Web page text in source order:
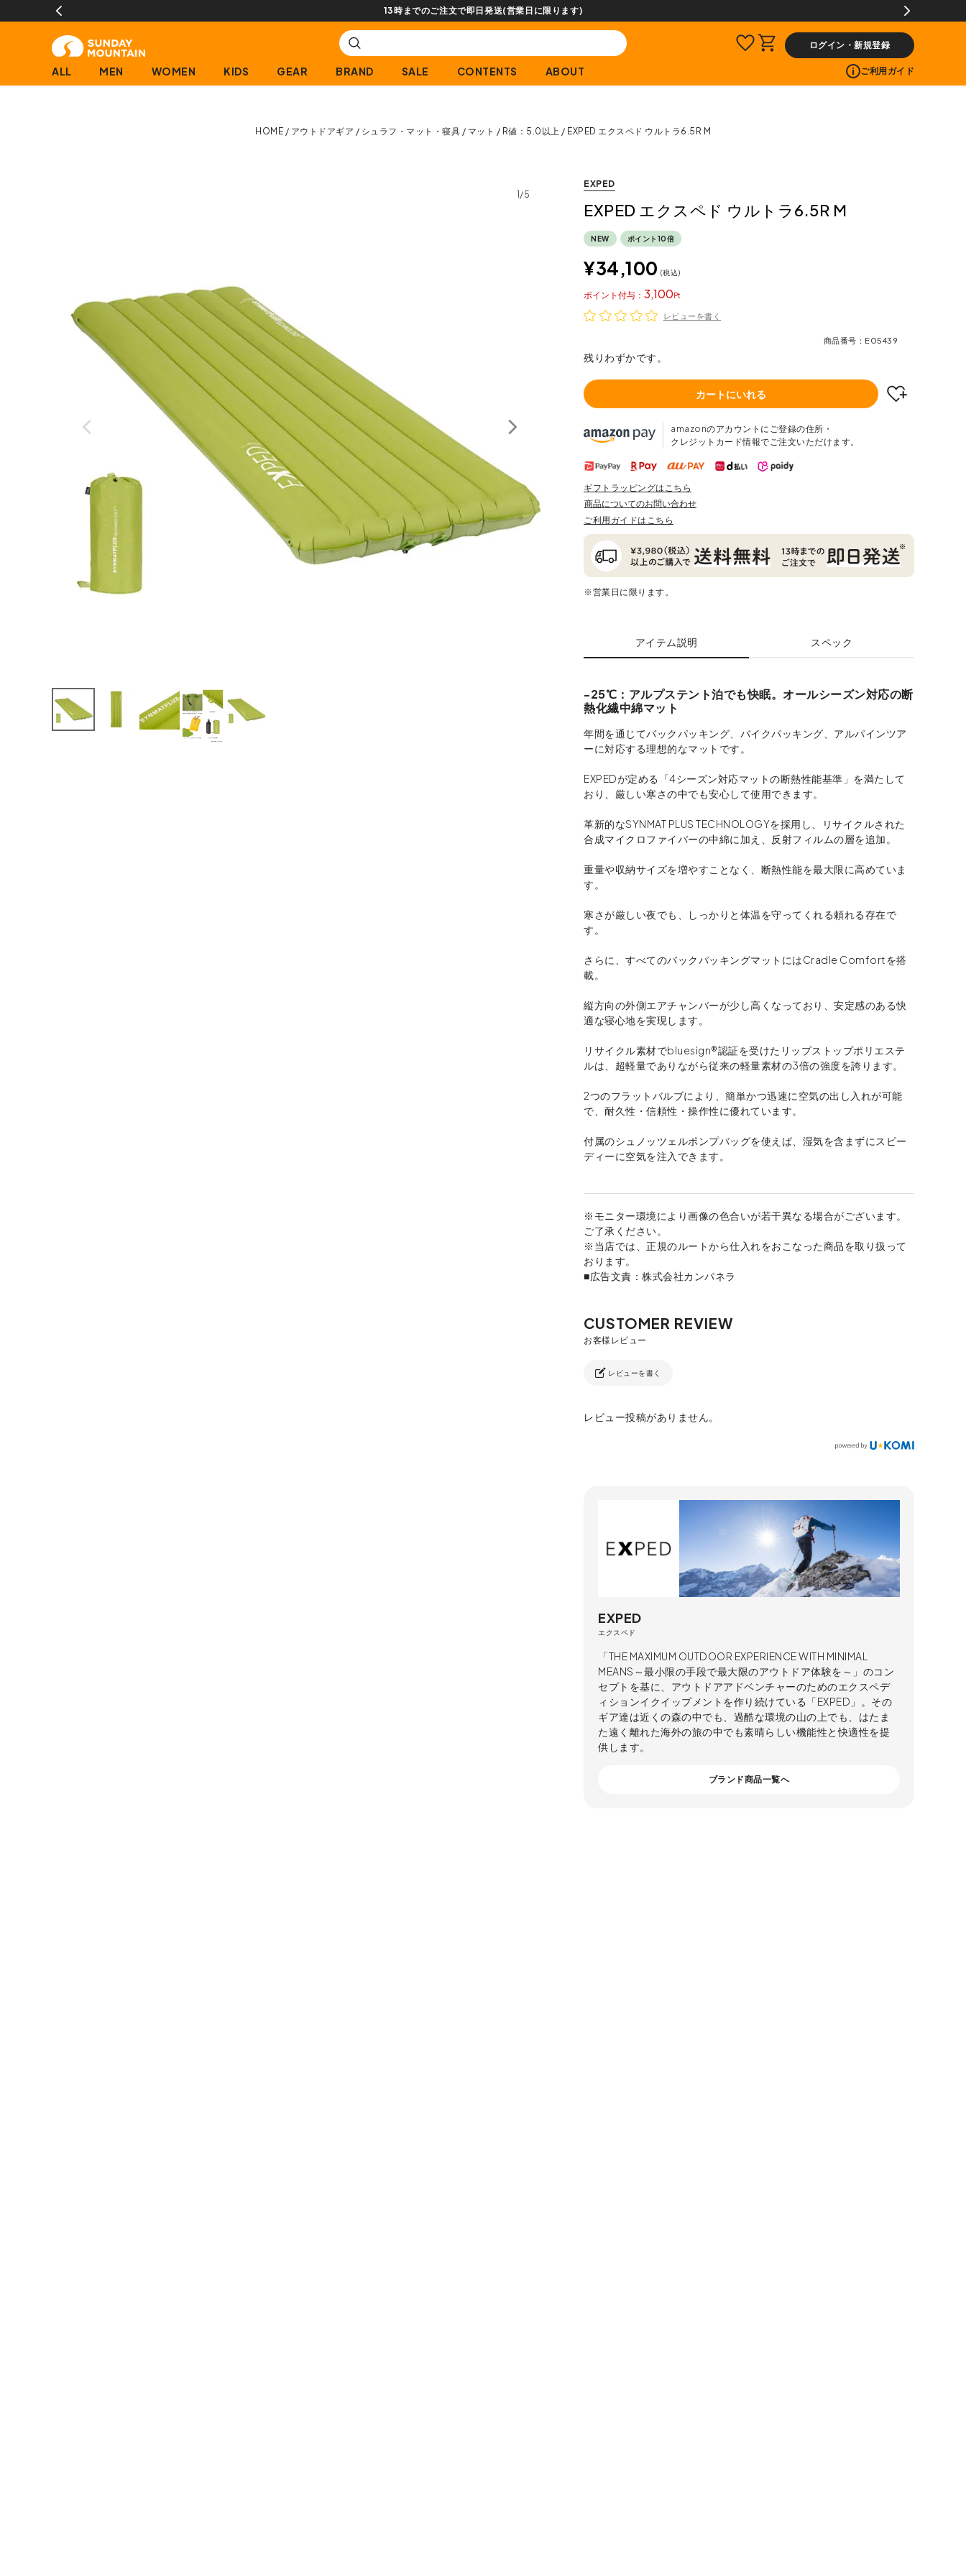
【会員限定】交換送料片道無料サービス
ログイン・新規登録
ALL MEN WOMEN KIDS GEAR BRAND SALE CONTENTS ABOUT ご利用ガイド
HOME アウトドアギア シュラフ・マット・寝具 マット R値：5.0以上 EXPED エクスペド ウルトラ6.5R M
1/5
EXPED
EXPED エクスペド ウルトラ6.5R M
NEW ポイント10倍
¥34,100 税込
3,100
ポイント
レビューを書く
商品番号 E05439
残りわずかです。
カートにいれる
amazonのアカウントにご登録の住所・
クレジットカード情報でご注文いただけます。
ギフトラッピングはこちら
商品についてのお問い合わせ
ご利用ガイドはこちら
※営業日に限ります。
アイテム説明 スペック
-25℃：アルプステント泊でも快眠。オールシーズン対応の断
熱化繊中綿マット
年間を通じてバックパッキング、バイクパッキング、アルパインツア
ーに対応する理想的なマットです。
EXPEDが定める「4シーズン対応マットの断熱性能基準」を満たして
おり、厳しい寒さの中でも安心して使用できます。
革新的なSYNMAT PLUS TECHNOLOGYを採用し、リサイクルされた
合成マイクロファイバーの中綿に加え、反射フィルムの層を追加。
重量や収納サイズを増やすことなく、断熱性能を最大限に高めていま
す。
寒さが厳しい夜でも、しっかりと体温を守ってくれる頼れる存在で
す。
さらに、すべてのバックパッキングマットにはCradle Comfortを搭
載。
縦方向の外側エアチャンバーが少し高くなっており、安定感のある快
適な寝心地を実現します。
リサイクル素材でbluesign®認証を受けたリップストップポリエステ
ルは、超軽量でありながら従来の軽量素材の3倍の強度を誇ります。
2つのフラットバルブにより、簡単かつ迅速に空気の出し入れが可能
で、耐久性・信頼性・操作性に優れています。
付属のシュノッツェルポンプバッグを使えば、湿気を含まずにスピー
ディーに空気を注入できます。
※モニター環境により画像の色合いが若干異なる場合がございます。
ご了承ください。
※当店では、正規のルートから仕入れをおこなった商品を取り扱って
おります。
■広告文責：株式会社カンパネラ
レビューを書く
レビュー投稿がありません。
EXPED
エクスペド
「THE MAXIMUM OUTDOOR EXPERIENCE WITH MINIMAL
MEANS～最小限の手段で最大限のアウトドア体験を～」のコン
セプトを基に、アウトドアアドベンチャーのためのエクスペデ
ィションイクイップメントを作り続けている「EXPED」。その
ギア達は近くの森の中でも、過酷な環境の山の上でも、はたま
た遠く離れた海外の旅の中でも素晴らしい機能性と快適性を提
供します。
ブランド商品一覧へ